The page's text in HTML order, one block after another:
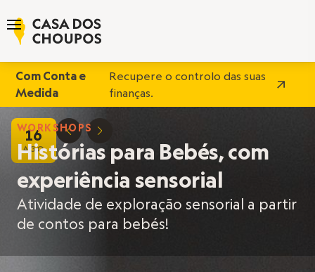
Com Conta e
Medida
Recupere o controlo das suas
finanças.
16
AGO
D E
WORKSHOPS
Histórias para Bebés, com
experiência sensorial
Atividade de exploração sensorial a partir
de contos para bebés!